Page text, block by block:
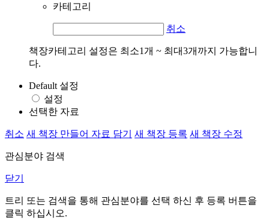
카테고리
취소
책장카테고리 설정은 최소1개 ~ 최대3개까지 가능합니
다.
Default 설정
설정
선택한 자료
취소 새 책장 만들어 자료 담기 새 책장 등록 새 책장 수정
관심분야 검색
닫기
트리 또는 검색을 통해 관심분야를 선택 하신 후 등록 버튼을
클릭 하십시오.